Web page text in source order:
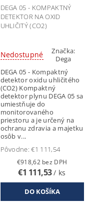
DEGA 05 - KOMPAKTNÝ
DETEKTOR NA OXID
UHLIČITÝ (CO2)
Nedostupné
Značka:
Dega
DEGA 05 - Kompaktný
detektor oxidu uhličitého
(CO2) Kompaktný
detektor plynu DEGA 05 sa
umiestňuje do
monitorovaného
priestoru a je určený na
ochranu zdravia a majetku
osôb v...
Pôvodne:€1 111,54
€918,62 bez DPH
€1 111,53/ ks